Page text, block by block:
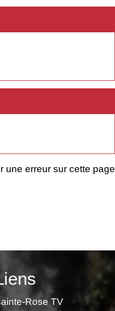
une erreur sur cette page
Rose TV